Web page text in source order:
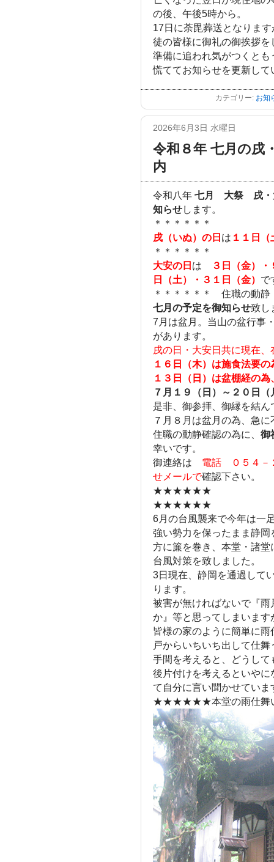
の後、午後5時から。
17日に荼毘葬送となりま
徒の皆様に御礼の御挨拶
準備に追われ気がつくとも
慌ててお知らせを更新し
カテゴリー: お知
2026年6月3日 水曜日
令和８年 七月の戌
内
令和八年 七月 大祭 戌・
知らせします。
＊＊＊＊＊＊
戌（いぬ）の日 は １１日
＊＊＊＊＊＊
大安の日 は
３日（金）
日（土）・３１日（金） で
＊＊＊＊＊＊ 住職の動
七月の予定を御知らせ致し
7月は盆月。当山の盆行事
があります。
戌の日・大安日共に現在、
１６日（木）は施食法要
１３日（日）は盆棚経の為
７月１９（日）～２０日
是非、御参拝、御縁を結ん
７月８月は盆月の為、急
住職の動静確認の為に、 御
幸いです。
御連絡は 電話 ０５４－
せメールで確認下さい。
★★★★★★
★★★★★★
6月の台風襲来で今年は一
強い勢力を保ったまま静
方に簾を巻き、本堂・諸堂
台風対策を致しました。
3日現在、静岡を通過して
ります。
被害が無ければないで『
か』等と思ってしまいます
皆様の家のように簡単に
戸からいちいち出して仕舞
手間を考えると、どうし
後片付けを考えるといや
て自分に言い聞かせていま
★★★★★★本堂の雨仕舞